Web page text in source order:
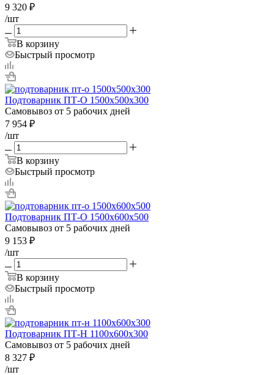
9 320 ₽
/шт
В корзину
Быстрый просмотр
Подтоварник ПТ-О 1500х500х300
Самовывоз от 5 рабочих дней
7 954 ₽
/шт
В корзину
Быстрый просмотр
Подтоварник ПТ-О 1500х600х500
Самовывоз от 5 рабочих дней
9 153 ₽
/шт
В корзину
Быстрый просмотр
Подтоварник ПТ-Н 1100х600х300
Самовывоз от 5 рабочих дней
8 327 ₽
/шт